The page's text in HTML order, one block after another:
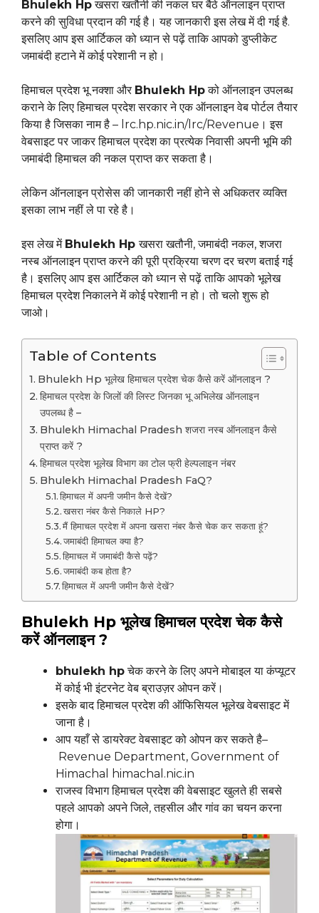
Bhulekh Hpखसरा खतौनी की नकल घर बैठे ऑनलाइन प्राप्त
करने की सुविधा प्रदान की गई है। यह जानकारी इस लेख में दी गई है.
इसलिए आप इस आर्टिकल को ध्यान से पढ़ें ताकि आपको डुप्लीकेट
जमाबंदी हटाने में कोई परेशानी न हो।
हिमाचल प्रदेश भू नक्शा और Bhulekh Hpको ऑनलाइन उपलब्ध
कराने के लिए हिमाचल प्रदेश सरकार ने एक ऑनलाइन वेब पोर्टल तैयार
किया है जिसका नाम है – lrc.hp.nic.in/lrc/Revenue। इस
वेबसाइट पर जाकर हिमाचल प्रदेश का प्रत्येक निवासी अपनी भूमि की
जमाबंदी हिमाचल की नकल प्राप्त कर सकता है।
लेकिन ऑनलाइन प्रोसेस की जानकारी नहीं होने से अधिकतर व्यक्ति
इसका लाभ नहीं ले पा रहे है।
इस लेख में Bhulekh Hpखसरा खतौनी, जमाबंदी नकल, शजरा
नस्ब ऑनलाइन प्राप्त करने की पूरी प्रक्रिया चरण दर चरण बताई गई
है। इसलिए आप इस आर्टिकल को ध्यान से पढ़ें ताकि आपको भूलेख
हिमाचल प्रदेश निकालने में कोई परेशानी न हो। तो चलो शुरू हो
जाओ।
Table of Contents
Bhulekh Hp भूलेख हिमाचल प्रदेश चेक कैसे करें ऑनलाइन ?
हिमाचल प्रदेश के जिलों की लिस्ट जिनका भू अभिलेख ऑनलाइन
उपलब्ध है –
Bhulekh Himachal Pradesh शजरा नस्ब ऑनलाइन कैसे
प्राप्त करें ?
हिमाचल प्रदेश भूलेख विभाग का टोल फ्री हेल्पलाइन नंबर
Bhulekh Himachal Pradesh FaQ?
हिमाचल में अपनी जमीन कैसे देखें?
खसरा नंबर कैसे निकाले HP?
मैं हिमाचल प्रदेश में अपना खसरा नंबर कैसे चेक कर सकता हूं?
जमाबंदी हिमाचल क्या है?
हिमाचल में जमाबंदी कैसे पढ़ें?
जमाबंदी कब होता है?
हिमाचल में अपनी जमीन कैसे देखें?
Bhulekh Hp भूलेख हिमाचल प्रदेश चेक कैसे
करें ऑनलाइन ?
bhulekh hpचेक करने के लिए अपने मोबाइल या कंप्यूटर
में कोई भी इंटरनेट वेब ब्राउज़र ओपन करें।
इसके बाद हिमाचल प्रदेश की ऑफिसियल भूलेख वेबसाइट में
जाना है।
आप यहाँ से डायरेक्ट वेबसाइट को ओपन कर सकते है–
Revenue Department, Government of
Himachal himachal.nic.in
राजस्व विभाग हिमाचल प्रदेश की वेबसाइट खुलते ही सबसे
पहले आपको अपने जिले, तहसील और गांव का चयन करना
होगा।